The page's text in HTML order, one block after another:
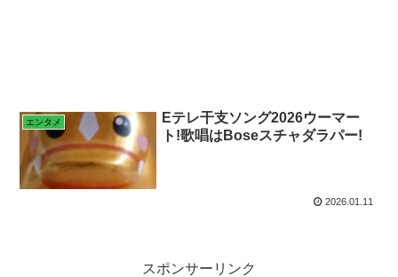
エンタメ
Eテレ干支ソング2026ウーマー
ト!歌唱はBoseスチャダラパー!
2026.01.11
スポンサーリンク